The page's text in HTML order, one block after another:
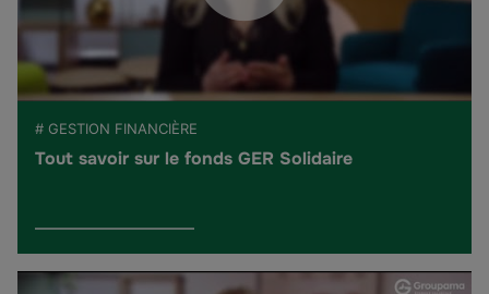
# GESTION FINANCIÈRE
Tout savoir sur le fonds GER Solidaire